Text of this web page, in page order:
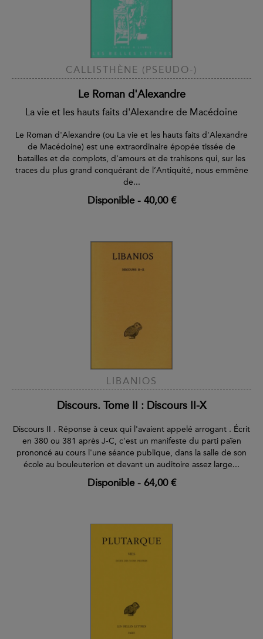
CALLISTHÈNE (PSEUDO-)
Le Roman d'Alexandre
La vie et les hauts faits d'Alexandre de Macédoine
Le Roman d'Alexandre (ou La vie et les hauts faits d'Alexandre
de Macédoine) est une extraordinaire épopée tissée de
batailles et de complots, d'amours et de trahisons qui, sur les
traces du plus grand conquérant de l’Antiquité, nous emmène
de...
Disponible- 40,00 €
LIBANIOS
Discours. Tome II : Discours II-X
Discours II . Réponse à ceux qui l'avaient appelé arrogant . Écrit
en 380 ou 381 après J-C, c'est un manifeste du parti païen
prononcé au cours l'une séance publique, dans la salle de son
école au bouleuterion et devant un auditoire assez large...
Disponible- 64,00 €